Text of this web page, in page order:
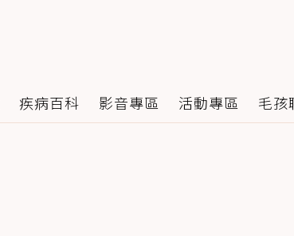
疾病百科 影音專區 活動專區 毛孩